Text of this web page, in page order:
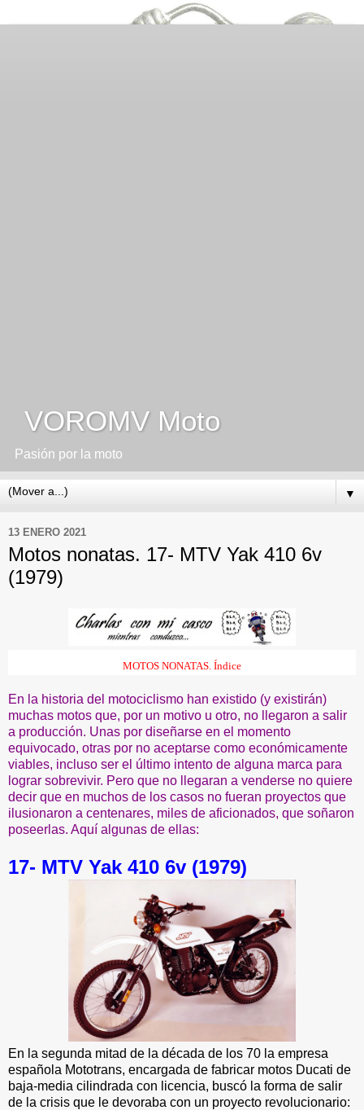
VOROMV Moto
Pasión por la moto
▼
13 ENERO 2021
Motos nonatas. 17- MTV Yak 410 6v
(1979)
MOTOS NONATAS. Índice
En la historia del motociclismo han existido (y existirán)
muchas motos que, por un motivo u otro, no llegaron a salir
a producción. Unas por diseñarse en el momento
equivocado, otras por no aceptarse como económicamente
viables, incluso ser el último intento de alguna marca para
lograr sobrevivir. Pero que no llegaran a venderse no quiere
decir que en muchos de los casos no fueran proyectos que
ilusionaron a centenares, miles de aficionados, que soñaron
poseerlas. Aquí algunas de ellas:
17- MTV Yak 410 6v (1979)
En la segunda mitad de la década de los 70 la empresa
española Mototrans, encargada de fabricar motos Ducati de
baja-media cilindrada con licencia, buscó la forma de salir
de la crisis que le devoraba con un proyecto revolucionario: